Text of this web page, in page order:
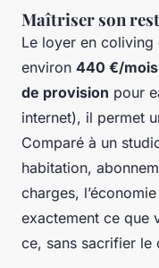
Maîtriser son
Le loyer en coliving
environ 440 €/
de provision pour
internet), il permet
Comparé à un
habitation,
charges,
exactement ce que
ce, sans sacrifier le